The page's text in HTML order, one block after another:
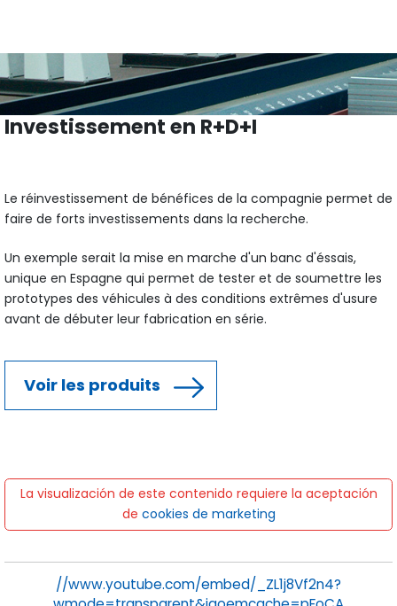
Investissement en R+D+I
Le réinvestissement de bénéfices de la compagnie permet de
faire de forts investissements dans la recherche.
Un exemple serait la mise en marche d'un banc d'éssais,
unique en Espagne qui permet de tester et de soumettre les
prototypes des véhicules à des conditions extrêmes d'usure
avant de débuter leur fabrication en série.
Voir les produits
La visualización de este contenido requiere la aceptación
de cookies de marketing
//www.youtube.com/embed/_ZL1j8Vf2n4?